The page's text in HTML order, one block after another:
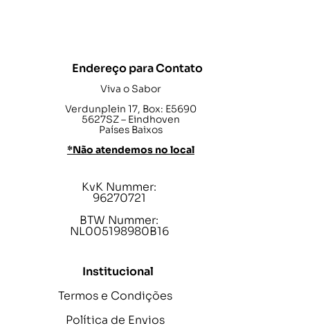
Endereço para Contato
Viva o Sabor
Verdunplein 17, Box: E5690
5627SZ – Eindhoven
Países Baixos
*Não atendemos no local
KvK Nummer:
96270721
BTW Nummer:
NL005198980B16
Institucional
Termos e Condições
Política de Envios